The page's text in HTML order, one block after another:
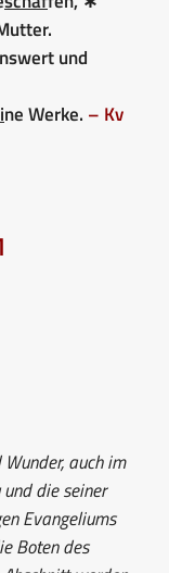
und
ne Werke. – Kv
auch im
die seiner
Evangeliums
Boten des